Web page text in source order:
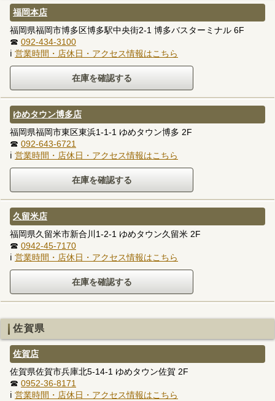
福岡本店
福岡県福岡市博多区博多駅中央街2-1 博多バスターミナル 6F
☎ 092-434-3100
ℹ 営業時間・店休日・アクセス情報はこちら
ゆめタウン博多店
福岡県福岡市東区東浜1-1-1 ゆめタウン博多 2F
☎ 092-643-6721
ℹ 営業時間・店休日・アクセス情報はこちら
久留米店
福岡県久留米市新合川1-2-1 ゆめタウン久留米 2F
☎ 0942-45-7170
ℹ 営業時間・店休日・アクセス情報はこちら
佐賀県
佐賀店
佐賀県佐賀市兵庫北5-14-1 ゆめタウン佐賀 2F
☎ 0952-36-8171
ℹ 営業時間・店休日・アクセス情報はこちら